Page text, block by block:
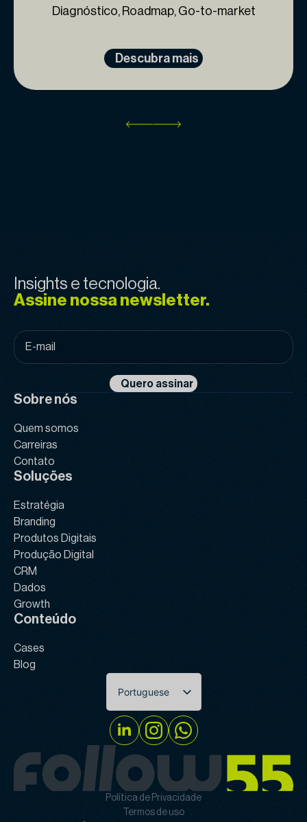
Diagnóstico, Roadmap, Go-to-market
Descubra mais
Insights e tecnologia.
Assine nossa newsletter.
E-
mail
*
Quero assinar
Sobre nós
Quem somos
Carreiras
Contato
Soluções
Estratégia
Branding
Produtos Digitais
Produção Digital
CRM
Dados
Growth
Conteúdo
Cases
Blog
Portuguese
English
Política de Privacidade
Termos de uso